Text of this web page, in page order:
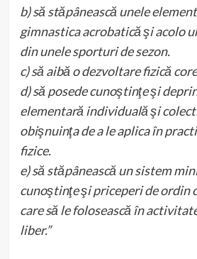
b) să stăpânească unele
gimnastica acrobatică şi acolo
din unele sporturi de sezon.
c) să aibă o dezvoltare fizică
d) să posede cunoştinţe şi
elementară individuală şi
obişnuinţa de a le aplica în
fizice.
e) să stăpânească un sistem
cunoştinţe şi priceperi de ordin
care să le folosească în
liber.”